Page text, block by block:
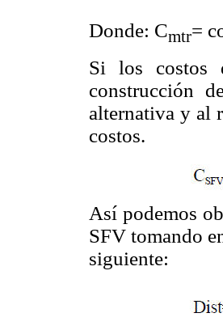
Donde: Cmtr=
Si los costos
construcción
alternativa y al
costos.
Así podemos
SFV tomando
siguiente: